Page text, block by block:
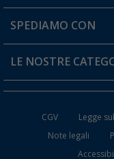
Carta fedeltà Berger
Resi
FAQ e Contatti
SPEDIAMO CON
LE NOSTRE
CGV Legge
Note legali